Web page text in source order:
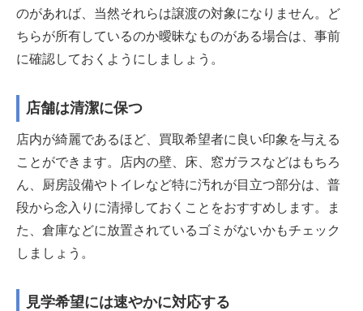
のがあれば、当然それらは譲渡の対象になりません。ど
ちらが所有しているのか曖昧なものがある場合は、事前
に確認しておくようにしましょう。
店舗は清潔に保つ
店内が綺麗であるほど、買取希望者に良い印象を与える
ことができます。店内の壁、床、窓ガラスなどはもちろ
ん、厨房設備やトイレなど特に汚れが目立つ部分は、普
段から念入りに清掃しておくことをおすすめします。ま
た、倉庫などに放置されているゴミがないかもチェック
しましょう。
見学希望には速やかに対応する